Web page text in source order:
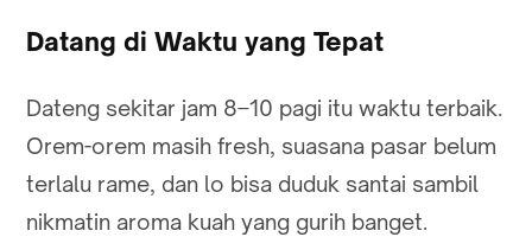
Datang di Waktu yang Tepat
Dateng sekitar jam 8–10 pagi itu waktu terbaik.
Orem-orem masih fresh, suasana pasar belum
terlalu rame, dan lo bisa duduk santai sambil
nikmatin aroma kuah yang gurih banget.